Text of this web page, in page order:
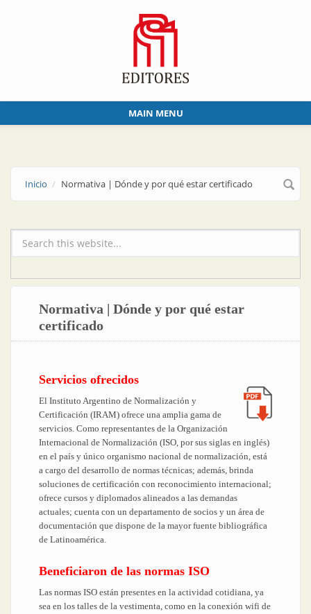
MAIN MENU
Inicio Normativa | Dónde y por qué estar certificado
Formulario de búsqueda
Normativa | Dónde y por qué estar
certificado
Servicios ofrecidos
El Instituto Argentino de Normalización y
Certificación (IRAM) ofrece una amplia gama de
servicios. Como representantes de la Organización
Internacional de Normalización (ISO, por sus siglas en inglés)
en el país y único organismo nacional de normalización, está
a cargo del desarrollo de normas técnicas; además, brinda
soluciones de certificación con reconocimiento internacional;
ofrece cursos y diplomados alineados a las demandas
actuales; cuenta con un departamento de socios y un área de
documentación que dispone de la mayor fuente bibliográfica
de Latinoamérica.
Beneficiaron de las normas ISO
Las normas ISO están presentes en la actividad cotidiana, ya
sea en los talles de la vestimenta, como en la conexión wifi de